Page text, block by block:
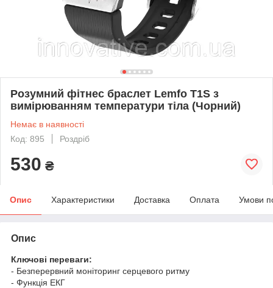
Розумний фітнес браслет Lemfo T1S з
вимірюванням температури тіла (Чорний)
Немає в наявності
Код: 895
Роздріб
530 ₴
Опис Характеристики Доставка Оплата Умови
Опис
Ключові переваги:
- Безперервний моніторинг серцевого ритму
- Функція ЕКГ